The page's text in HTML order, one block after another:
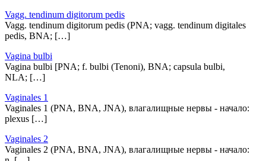
Vagg. tendinum digitorum pedis
Vagg. tendinum digitorum pedis (PNA; vagg. tendinum digitales
pedis, BNA; […]
Vagina bulbi
Vagina bulbi [PNA; f. bulbi (Tenoni), BNA; capsula bulbi,
NLA; […]
Vaginales 1
Vaginales 1 (PNA, BNA, JNA), влагалищные нервы - начало:
plexus […]
Vaginales 2
Vaginales 2 (PNA, BNA, JNA), влагалищные нервы - начало: